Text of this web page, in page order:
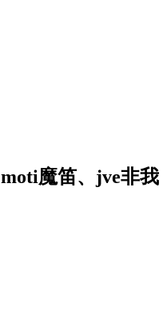
魔笛、jve非我